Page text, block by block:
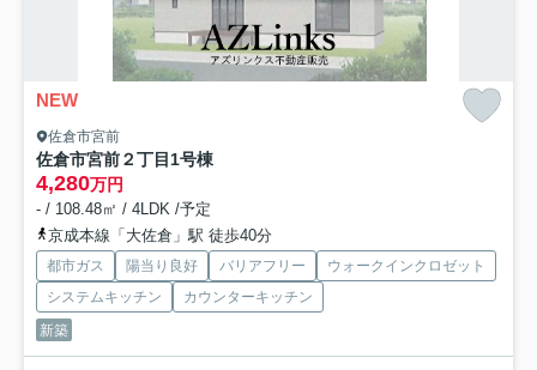
NEW
佐倉市宮前
佐倉市宮前２丁目 1号棟
4,280万円
- / 108.48㎡ / 4LDK /予定
京成本線「大佐倉」駅 徒歩40分
都市ガス 陽当り良好 バリアフリー
ウォークインクロゼット
システムキッチン
カウンターキッチン
新築